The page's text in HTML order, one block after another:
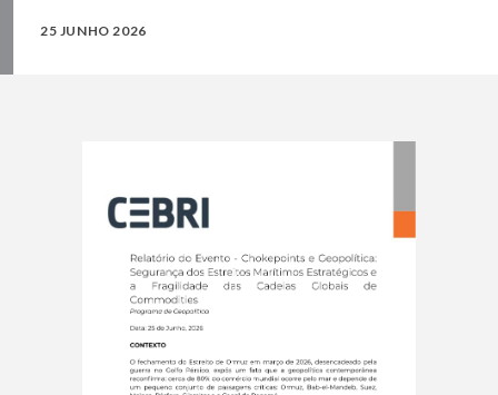
25 JUNHO 2026